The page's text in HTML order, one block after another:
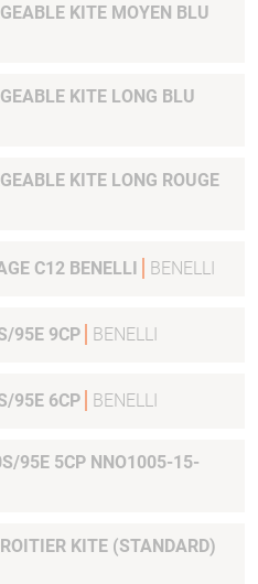
KITE MOYEN BLU
RESERVOIR RECHARGEABLE KITE LONG BLU
RESERVOIR RECHARGEABLE KITE LONG ROUGE
C12 BENELLI BENELLI
95E 9CP BENELLI
95E 6CP BENELLI
95E 5CP NNO1005-15-
POIGNEE MEDIUM/DROITIER KITE (STANDARD)